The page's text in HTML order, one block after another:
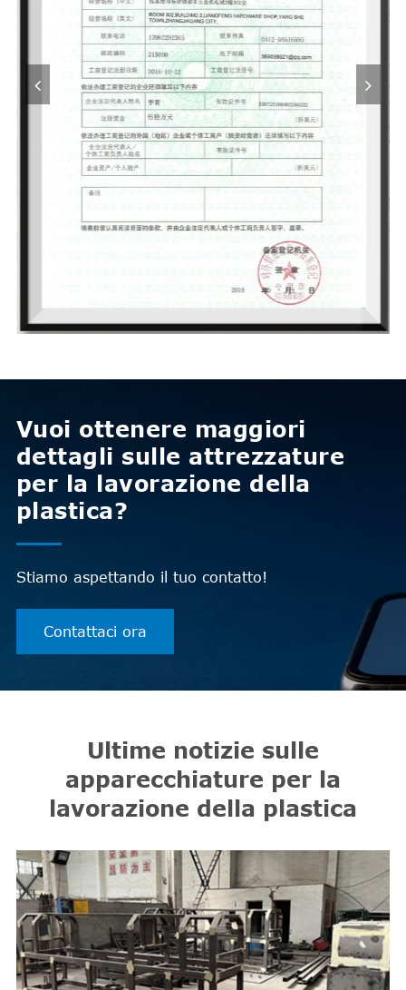
Vuoi ottenere maggiori
dettagli sulle attrezzature
per la lavorazione della
plastica?
Stiamo aspettando il tuo contatto!
Contattaci ora
Ultime notizie sulle
apparecchiature per la
lavorazione della plastica